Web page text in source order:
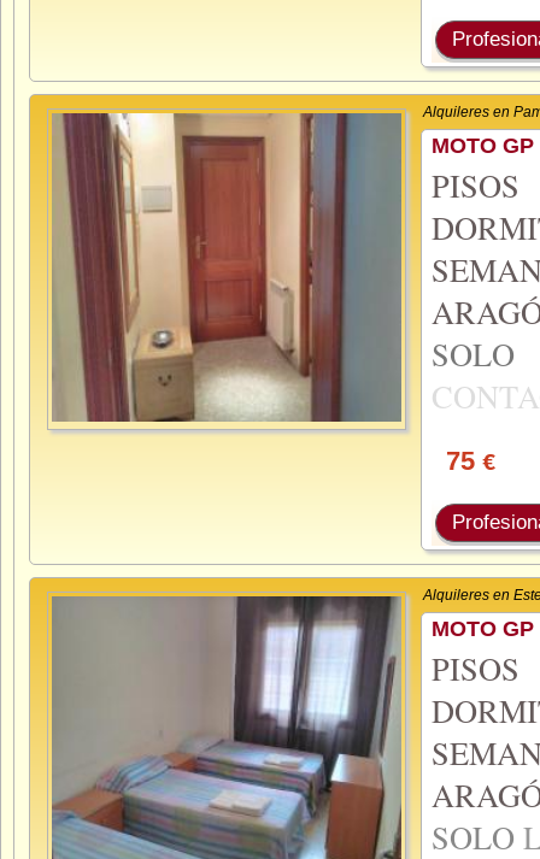
Alquileres en
MOTO
75 €
Alquileres en
MOTO
SOLO